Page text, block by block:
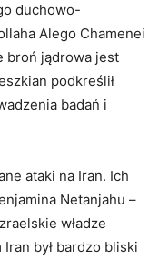
duchowo-
Alego Chamenei
broń jądrowa jest
podkreślił
badań i
ataki na Iran. Ich
Netanjahu –
władze
był bardzo bliski